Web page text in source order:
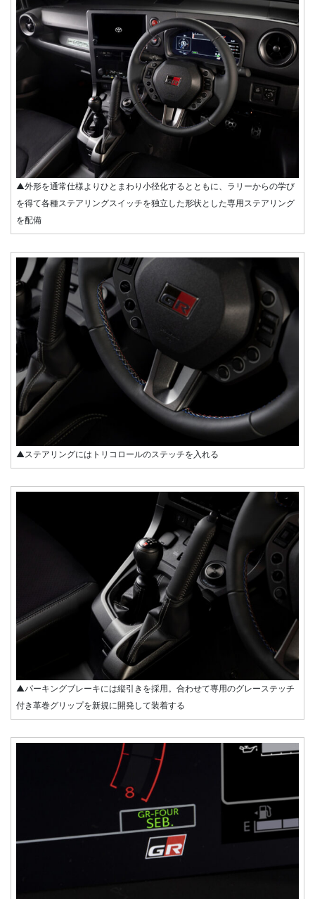
▲外形を通常仕様よりひとまわり小径化するとともに、ラリーからの学び
を得て各種ステアリングスイッチを独立した形状とした専用ステアリング
を配備
▲ステアリングにはトリコロールのステッチを入れる
▲パーキングブレーキには縦引きを採用。合わせて専用のグレーステッチ
付き革巻グリップを新規に開発して装着する